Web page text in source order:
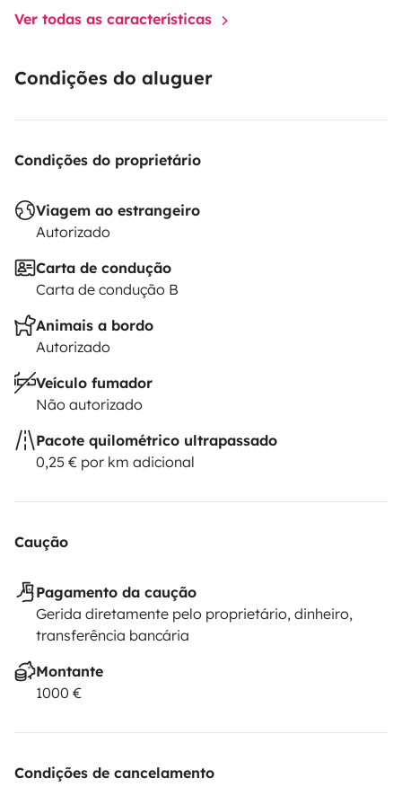
Ver todas as características
Condições do aluguer
Condições do proprietário
Viagem ao estrangeiro
Autorizado
Carta de condução
Carta de condução B
Animais a bordo
Autorizado
Veículo fumador
Não autorizado
Pacote quilométrico ultrapassado
0,25 € por km adicional
Caução
Pagamento da caução
Gerida diretamente pelo proprietário, dinheiro,
transferência bancária
Montante
1000 €
Condições de cancelamento